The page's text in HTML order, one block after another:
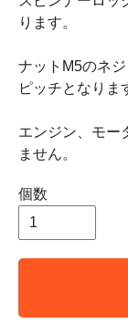
ります。
ナットM5のネ
ピッチとなりま
エンジン、モー
ません。
個数